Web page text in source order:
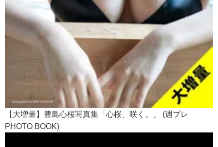
【大増量】豊島心桜写真集「心桜、咲く。」 (週プレ
PHOTO BOOK)